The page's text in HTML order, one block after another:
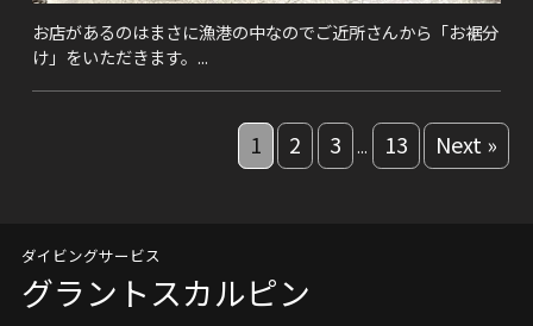
お店があるのはまさに漁港の中なのでご近所さんから「お裾分
け」をいただきます。...
1 2 3 ... 13 Next »
ダイビングサービス
グラントスカルピン